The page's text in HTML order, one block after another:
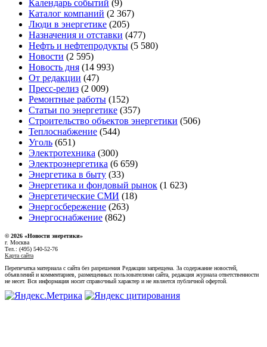
Календарь событий (9)
Каталог компаний (2 367)
Люди в энергетике (205)
Назначения и отставки (477)
Нефть и нефтепродукты (5 580)
Новости (2 595)
Новость дня (14 993)
От редакции (47)
Пресс-релиз (2 009)
Ремонтные работы (152)
Статьи по энергетике (357)
Строительство объектов энергетики (506)
Теплоснабжение (544)
Уголь (651)
Электротехника (300)
Электроэнергетика (6 659)
Энергетика в быту (33)
Энергетика и фондовый рынок (1 623)
Энергетические СМИ (18)
Энергосбережение (263)
Энергоснабжение (862)
© 2026 «Новости энеретики»
г. Москва
Тел.: (495) 540-52-76
Карта сайта
Перепечатка материала с сайта без разрешения Редакции запрещена. За содержание новостей,
объявлений и комментариев, размещенных пользователями сайта, редакция журнала ответственности
не несет. Вся информация носит справочный характер и не является публичной офертой.